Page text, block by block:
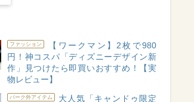
ファッション
【ワークマン】2枚で980
円！神コスパ「ディズニーデザイン新
作」見つけたら即買いおすすめ！【実
物レビュー】
パーク外アイテム
大人気「キャンドゥ限定